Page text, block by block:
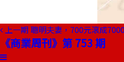
上一期 聰明夫妻，700元滾成
《商業周刊》第 753 期